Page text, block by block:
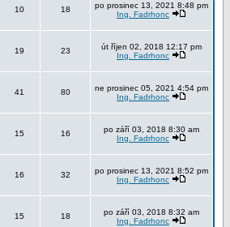
10 18
po prosinec 13, 2021 8:48 pm
Ing. Fadrhonc
19 23
út říjen 02, 2018 12:17 pm
Ing. Fadrhonc
41 80
ne prosinec 05, 2021 4:54 pm
Ing. Fadrhonc
15 16
po září 03, 2018 8:30 am
Ing. Fadrhonc
16 32
po prosinec 13, 2021 8:52 pm
Ing. Fadrhonc
15 18
po září 03, 2018 8:32 am
Ing. Fadrhonc